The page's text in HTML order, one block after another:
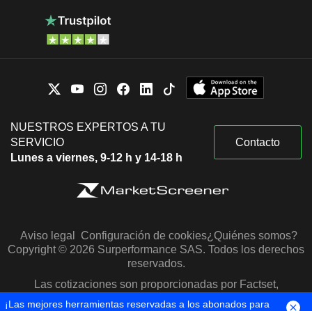
NUESTROS EXPERTOS A TU
SERVICIO
Lunes a viernes, 9-12 h y 14-18 h
Contacto
Aviso legal Configuración de cookies¿Quiénes somos?
Copyright © 2026 Surperformance SAS. Todos los derechos
reservados.
Las cotizaciones son proporcionadas por Factset,
Morningstar y S&P Capital IQ
¡Las mejores herramientas reservadas a los abonados para